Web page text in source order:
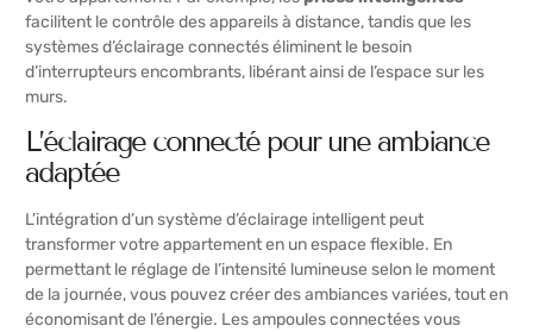
facilitent le contrôle des appareils à distance, tandis que les
systèmes d’éclairage connectés éliminent le besoin
d’interrupteurs encombrants, libérant ainsi de l’espace sur les
murs.
L’éclairage connecté pour une ambiance
adaptée
L’intégration d’un système d’éclairage intelligent peut
transformer votre appartement en un espace flexible. En
permettant le réglage de l’intensité lumineuse selon le moment
de la journée, vous pouvez créer des ambiances variées, tout en
économisant de l’énergie. Les ampoules connectées vous